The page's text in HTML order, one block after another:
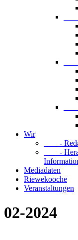
-
-
-
Wir
-
-
Mediadaten
Riewekooche
Veranstaltungen
02-2024